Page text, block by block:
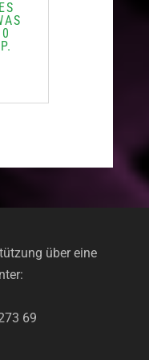
über eine
69